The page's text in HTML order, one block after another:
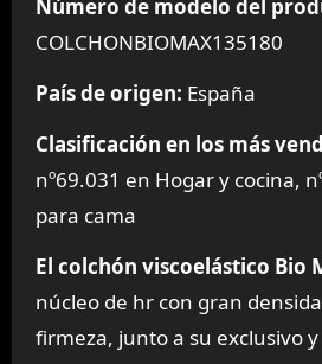
Número de modelo del
COLCHONBIOMAX135180
País de origen: España
Clasificación en los más
nº69.031 en Hogar y cocina,
para cama
El colchón viscoelástico Bio
núcleo de hr con gran
firmeza, junto a su exclusivo